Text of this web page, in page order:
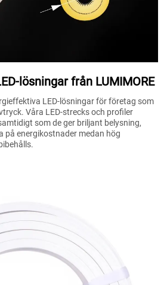
lösningar från LUMIMORE
LED-lösningar för företag som
Våra LED-strecks och profiler
som de ger briljant belysning,
på energikostnader medan hög